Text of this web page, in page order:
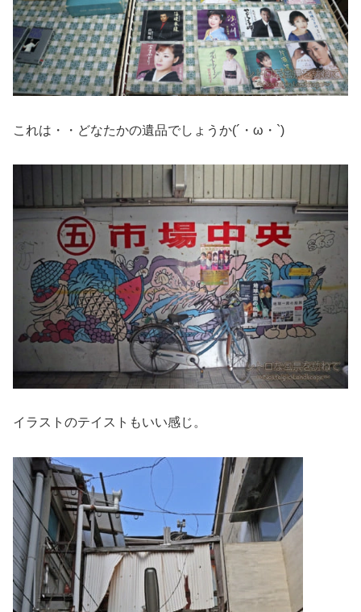
これは・・どなたかの遺品でしょうか(´・ω・`)
イラストのテイストもいい感じ。